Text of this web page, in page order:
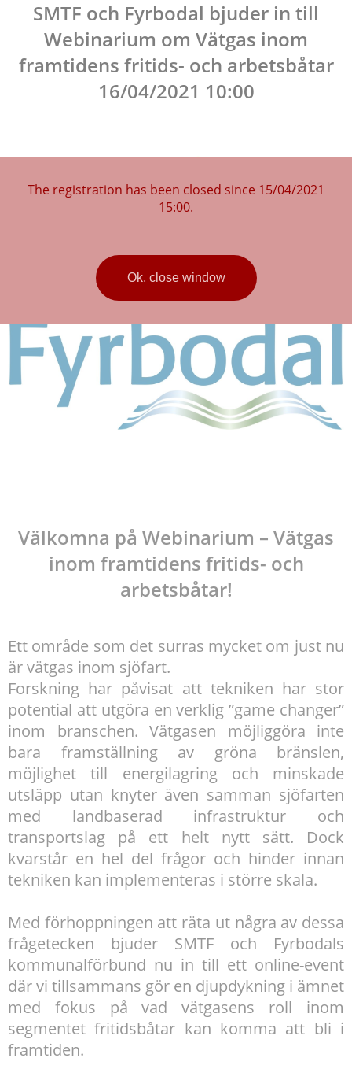
SMTF och Fyrbodal bjuder in till
Webinarium om Vätgas inom
framtidens fritids- och arbetsbåtar
16/04/2021 10:00
Välkomna på Webinarium – Vätgas
inom framtidens fritids- och
arbetsbåtar!
Ett område som det surras mycket om just nu
är vätgas inom sjöfart.
Forskning har påvisat att tekniken har stor
potential att utgöra en verklig ”game changer”
inom branschen. Vätgasen möjliggöra inte
bara framställning av gröna bränslen,
möjlighet till energilagring och minskade
utsläpp utan knyter även samman sjöfarten
med landbaserad infrastruktur och
transportslag på ett helt nytt sätt. Dock
kvarstår en hel del frågor och hinder innan
tekniken kan implementeras i större skala.
Med förhoppningen att räta ut några av dessa
frågetecken bjuder SMTF och Fyrbodals
kommunalförbund nu in till ett online-event
där vi tillsammans gör en djupdykning i ämnet
med fokus på vad vätgasens roll inom
segmentet fritidsbåtar kan komma att bli i
framtiden.
The registration has been closed since 15/04/2021
15:00.
Ok, close window